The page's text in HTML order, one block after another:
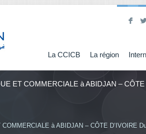
F
La CCICB La région
ET COMMERCIALE à ABIDJAN – CÔTE
à ABIDJAN – CÔTE D’IVOIRE